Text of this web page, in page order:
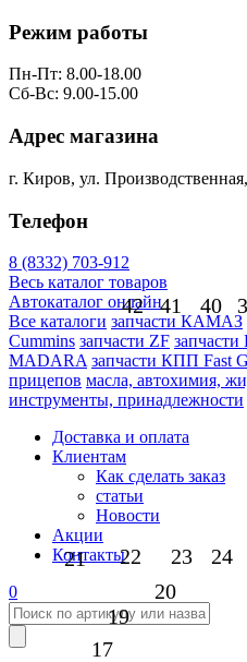
Режим работы
Пн-Пт: 8.00-18.00
Сб-Вс: 9.00-15.00
Адрес магазина
г. Киров, ул.
Телефон
8 (8332) 703-912
Весь каталог товаров
Автокаталог онлайн
Все каталоги запчасти КАМАЗ
Cummins запчасти ZF
MADARA запчасти КПП Fast
прицепов масла, автохимия,
инструменты, принадлежности
Доставка и оплата
Клиентам
Как сделать заказ
статьи
Новости
Акции
Контакты
0
42 41 40
17
19
24
23
22
21
20